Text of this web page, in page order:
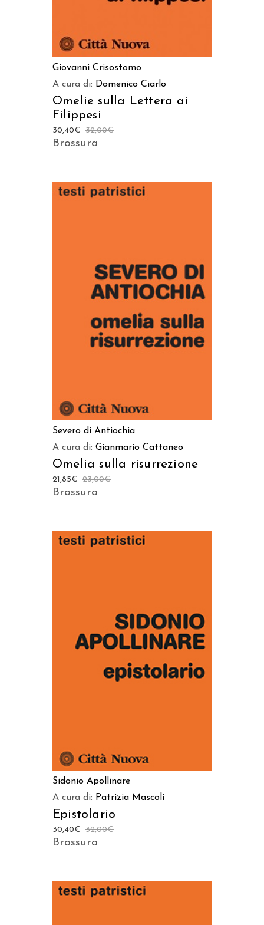
Giovanni Crisostomo
A cura di: Domenico Ciarlo
Omelie sulla Lettera ai
Filippesi
32,00€
30,40€
Brossura
AGGIUNGI AL CARRELLO
Severo di Antiochia
A cura di: Gianmario Cattaneo
Omelia sulla risurrezione
23,00€
21,85€
Brossura
AGGIUNGI AL CARRELLO
Sidonio Apollinare
A cura di: Patrizia Mascoli
Epistolario
32,00€
30,40€
Brossura